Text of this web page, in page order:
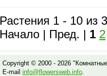
Растения 1 - 10 из
Начало | Пред. | 1 2
Copyright © 2000 - 2026
E-mail info@flowersweb.info.